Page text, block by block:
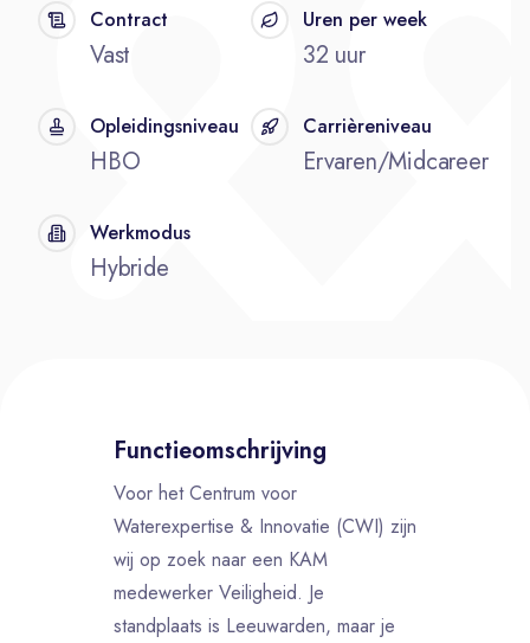
Contract
Vast
Uren per week
32 uur
Opleidingsniveau
HBO
Carrièreniveau
Ervaren/Midcareer
Werkmodus
Hybride
Functieomschrijving
Voor het Centrum voor
Waterexpertise & Innovatie (CWI) zijn
wij op zoek naar een KAM
medewerker Veiligheid. Je
standplaats is Leeuwarden, maar je